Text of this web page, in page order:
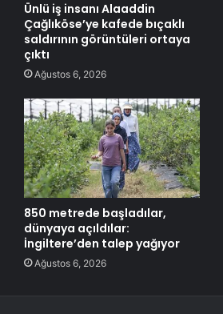
Ünlü iş insanı Alaaddin
Çağlıköse’ye kafede bıçaklı
saldırının görüntüleri ortaya
çıktı
Ağustos 6, 2026
850 metrede başladılar,
dünyaya açıldılar:
İngiltere’den talep yağıyor
Ağustos 6, 2026